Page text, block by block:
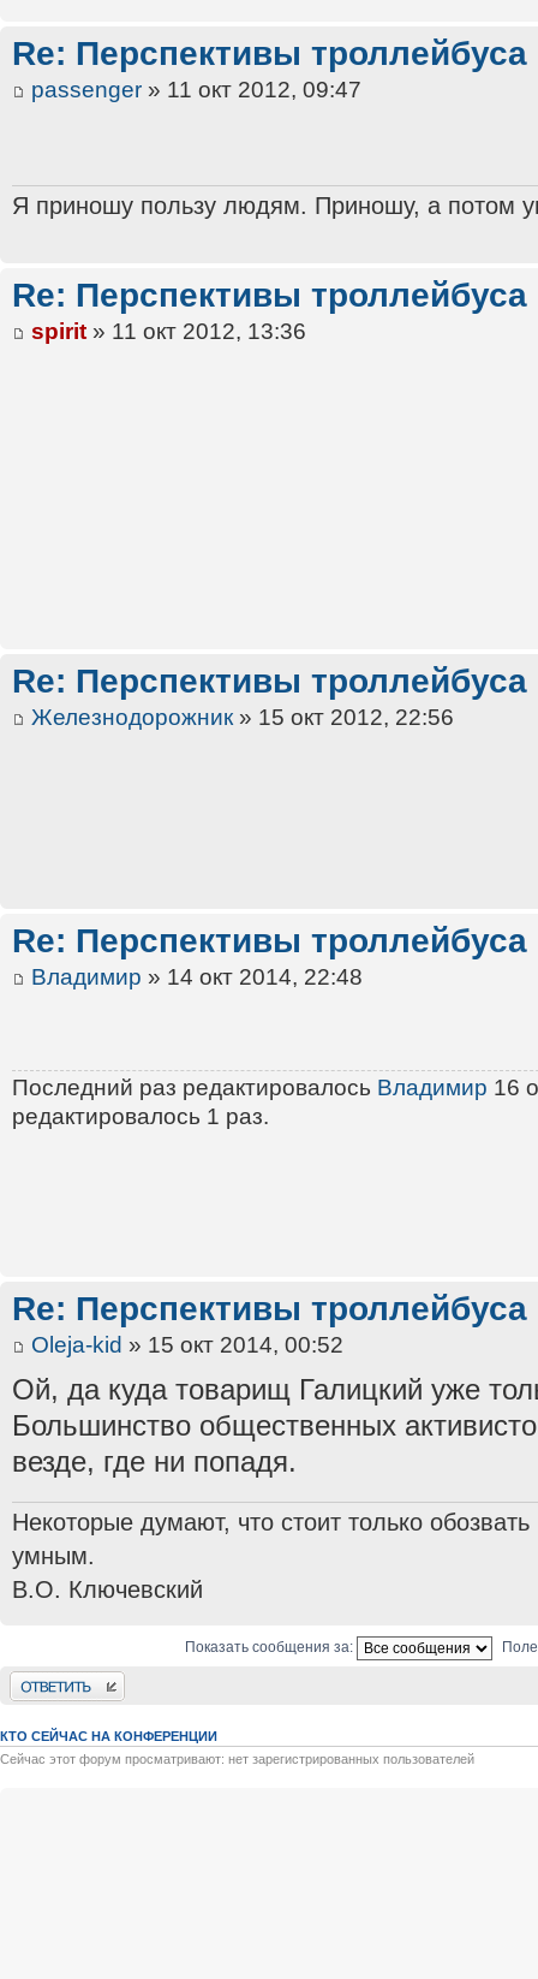
Re: Перспективы
passenger » 11 окт 2012, 09:47
Я приношу пользу людям. Приношу, а потом
Re: Перспективы
spirit » 11 окт 2012, 13:36
Re: Перспективы
Железнодорожник» 15 окт 2012, 22:56
Re: Перспективы
Владимир » 14 окт 2014, 22:48
Последний раз редактировалось Владимир 16
редактировалось 1 раз.
Re: Перспективы
Oleja-kid » 15 окт 2014, 00:52
Ой, да куда товарищ Галицкий уже
Большинство общественных
везде, где ни попадя.
Некоторые думают, что стоит только
умным.
В.О. Ключевский
Показать сообщения за:
Ответить
КТО СЕЙЧАС НА КОНФЕРЕНЦИИ
Сейчас этот форум просматривают: нет зарегистрированных пользователей